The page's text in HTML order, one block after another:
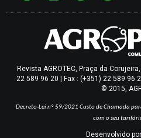
Revista AGROTEC, Praça da
22 589 96 20 | Fax : (+351) 22 589 96
© 2015,
Decreto-Lei nº 59/2021 Custo de Chamada
com o seu
Desenvolvido